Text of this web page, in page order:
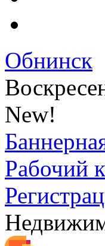
Обнинск
New!
Рабочий